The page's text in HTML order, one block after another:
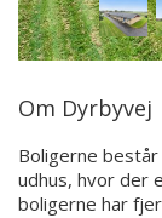
Om Dyrbyvej
Boligerne
udhus, hvor der
boligerne har